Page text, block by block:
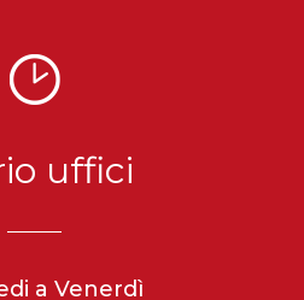
uffici
a Venerdì